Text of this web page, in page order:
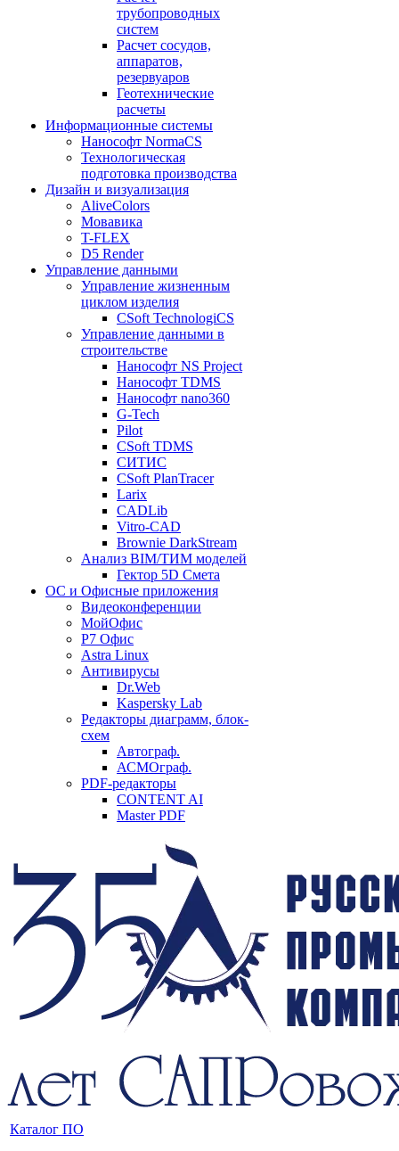
трубопроводных
систем
Расчет сосудов,
аппаратов,
резервуаров
Геотехнические
расчеты
Информационные системы
Нанософт NormaCS
Технологическая
подготовка производства
Дизайн и визуализация
AliveColors
Мовавика
T-FLEX
D5 Render
Управление данными
Управление жизненным
циклом изделия
CSoft TechnologiCS
Управление данными в
строительстве
Нанософт NS Project
Нанософт TDMS
Нанософт nano360
G-Tech
Pilot
CSoft TDMS
СИТИС
CSoft PlanTracer
Larix
CADLib
Vitro-CAD
Brownie DarkStream
Анализ BIM/ТИМ моделей
Гектор 5D Смета
ОС и Офисные приложения
Видеоконференции
МойОфис
P7 Офис
Astra Linux
Антивирусы
Dr.Web
Kaspersky Lab
Редакторы диаграмм, блок-
схем
Автограф.
АСМОграф.
PDF-редакторы
CONTENT AI
Master PDF
Каталог ПО